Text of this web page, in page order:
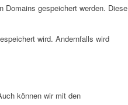
Domains gespeichert werden. Diese
wird. Andernfalls wird
können wir mit den